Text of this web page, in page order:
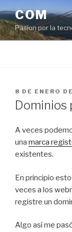
al
contenido
COM
Pasíon por la
PUBLICADO
EL
8 DE ENERO
Dominios
A veces
una marca
existentes.
En principio
veces a los
registre un
Algo así me